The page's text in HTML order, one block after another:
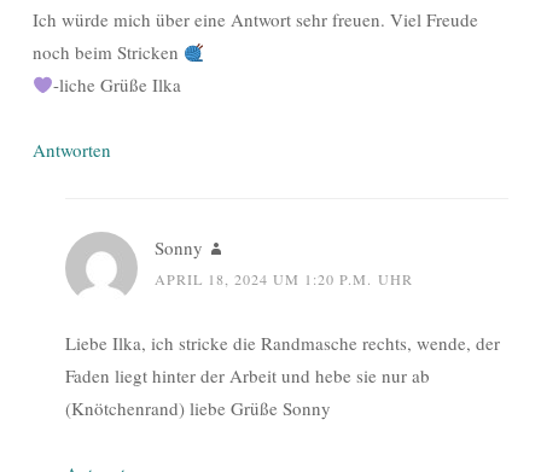
Ich würde mich über eine Antwort sehr freuen. Viel Freude
noch beim Stricken
-liche Grüße Ilka
Antworten
Sonny
APRIL 18, 2024 UM 1:20 P.M. UHR
Liebe Ilka, ich stricke die Randmasche rechts, wende, der
Faden liegt hinter der Arbeit und hebe sie nur ab
(Knötchenrand) liebe Grüße Sonny